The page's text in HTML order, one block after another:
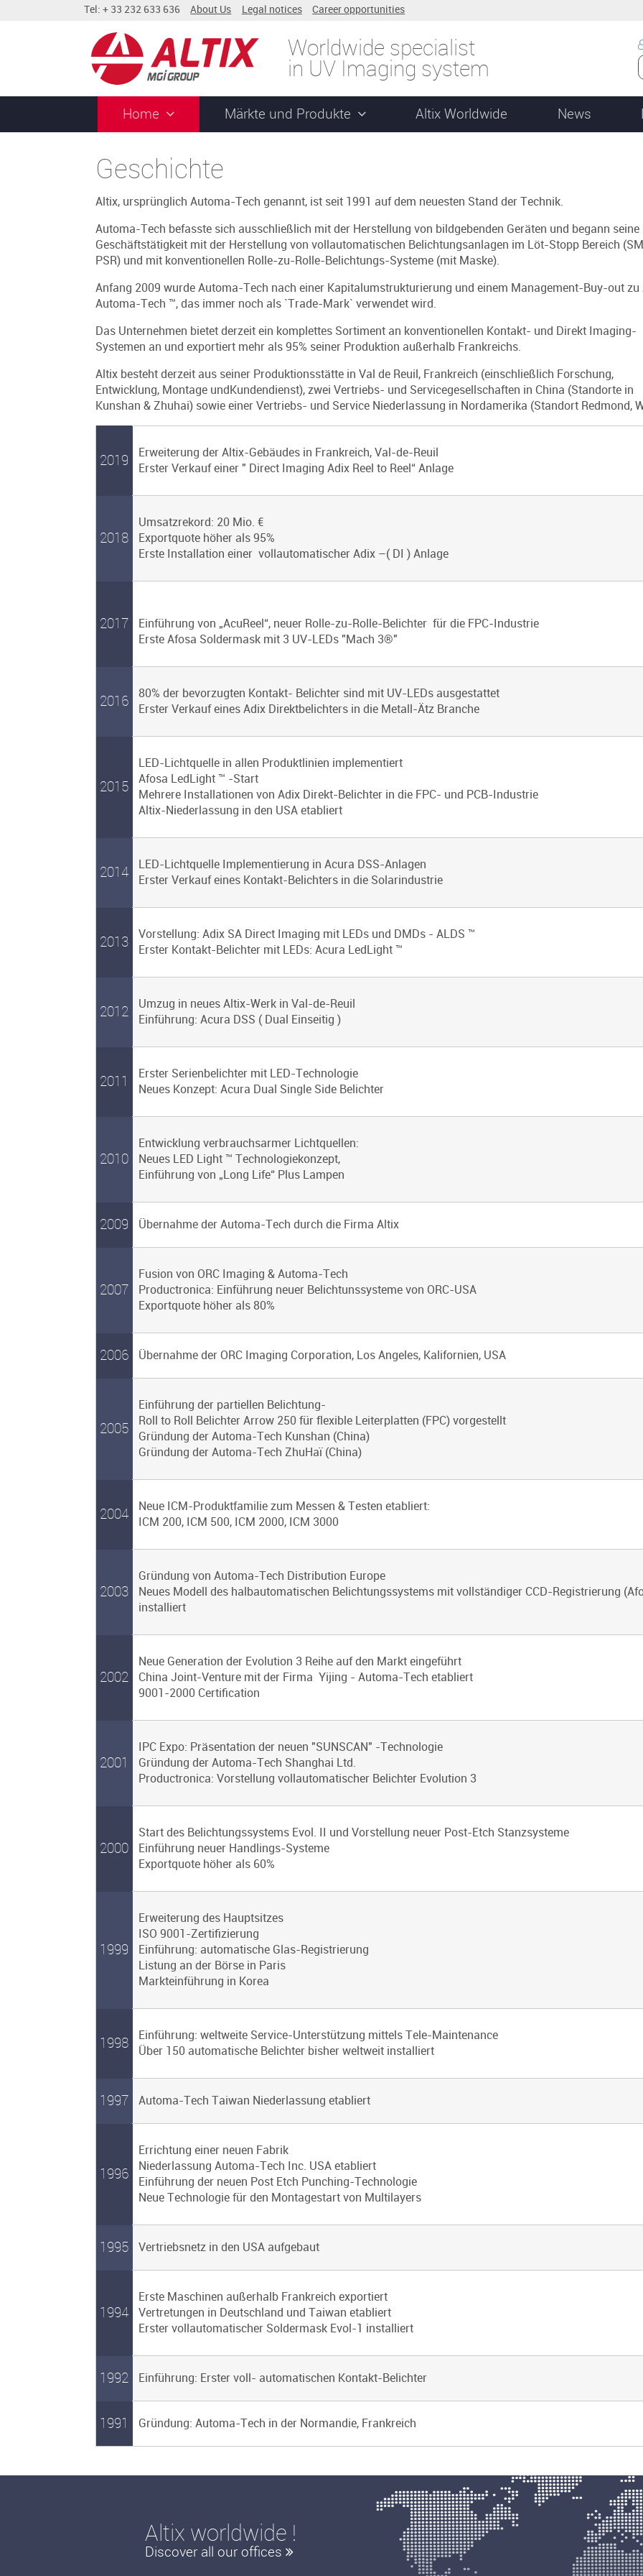
Tel: + 33 232 633 636 About Us Legal notices Career opportunities
Worldwide specialist
in UV Imaging system
Home Märkte und Produkte Altix Worldwide News
Geschichte
Altix, ursprünglich Automa-Tech genannt, ist seit 1991 auf dem neuesten Stand der Technik.
Automa-Tech befasste sich ausschließlich mit der Herstellung von bildgebenden Geräten und begann seine
Geschäftstätigkeit mit der Herstellung von vollautomatischen Belichtungsanlagen im Löt-Stopp Bereich
PSR) und mit konventionellen Rolle-zu-Rolle-Belichtungs-Systeme (mit Maske).
Anfang 2009 wurde Automa-Tech nach einer Kapitalumstrukturierung und einem Management-Buy-out zu
Automa-Tech ™, das immer noch als `Trade-Mark` verwendet wird.
Das Unternehmen bietet derzeit ein komplettes Sortiment an konventionellen Kontakt- und Direkt Imaging-
Systemen an und exportiert mehr als 95% seiner Produktion außerhalb Frankreichs.
Altix besteht derzeit aus seiner Produktionsstätte in Val de Reuil, Frankreich (einschließlich Forschung,
Entwicklung, Montage undKundendienst), zwei Vertriebs- und Servicegesellschaften in China (Standorte in
Kunshan & Zhuhai) sowie einer Vertriebs- und Service Niederlassung in Nordamerika (Standort Redmond,
2019
Erweiterung der Altix-Gebäudes in Frankreich, Val-de-Reuil
Erster Verkauf einer " Direct Imaging Adix Reel to Reel“ Anlage
2018
Umsatzrekord: 20 Mio. €
Exportquote höher als 95%
Erste Installation einer vollautomatischer Adix –( DI ) Anlage
2017
Einführung von „AcuReel“, neuer Rolle-zu-Rolle-Belichter für die FPC-Industrie
Erste Afosa Soldermask mit 3 UV-LEDs "Mach 3®"
2016
80% der bevorzugten Kontakt- Belichter sind mit UV-LEDs ausgestattet
Erster Verkauf eines Adix Direktbelichters in die Metall-Ätz Branche
2015
LED-Lichtquelle in allen Produktlinien implementiert
Afosa LedLight ™ -Start
Mehrere Installationen von Adix Direkt-Belichter in die FPC- und PCB-Industrie
Altix-Niederlassung in den USA etabliert
2014
LED-Lichtquelle Implementierung in Acura DSS-Anlagen
Erster Verkauf eines Kontakt-Belichters in die Solarindustrie
2013
Vorstellung: Adix SA Direct Imaging mit LEDs und DMDs - ALDS ™
Erster Kontakt-Belichter mit LEDs: Acura LedLight ™
2012
Umzug in neues Altix-Werk in Val-de-Reuil
Einführung: Acura DSS ( Dual Einseitig )
2011
Erster Serienbelichter mit LED-Technologie
Neues Konzept: Acura Dual Single Side Belichter
2010
Entwicklung verbrauchsarmer Lichtquellen:
Neues LED Light ™ Technologiekonzept,
Einführung von „Long Life“ Plus Lampen
2009 Übernahme der Automa-Tech durch die Firma Altix
2007
Fusion von ORC Imaging & Automa-Tech
Productronica: Einführung neuer Belichtunssysteme von ORC-USA
Exportquote höher als 80%
2006 Übernahme der ORC Imaging Corporation, Los Angeles, Kalifornien, USA
2005
Einführung der partiellen Belichtung-
Roll to Roll Belichter Arrow 250 für flexible Leiterplatten (FPC) vorgestellt
Gründung der Automa-Tech Kunshan (China)
Gründung der Automa-Tech ZhuHaï (China)
2004
Neue ICM-Produktfamilie zum Messen & Testen etabliert:
ICM 200, ICM 500, ICM 2000, ICM 3000
2003
Gründung von Automa-Tech Distribution Europe
Neues Modell des halbautomatischen Belichtungssystems mit vollständiger CCD-Registrierung
installiert
2002
Neue Generation der Evolution 3 Reihe auf den Markt eingeführt
China Joint-Venture mit der Firma Yijing - Automa-Tech etabliert
9001-2000 Certification
2001
IPC Expo: Präsentation der neuen "SUNSCAN" -Technologie
Gründung der Automa-Tech Shanghai Ltd.
Productronica: Vorstellung vollautomatischer Belichter Evolution 3
2000
Start des Belichtungssystems Evol. II und Vorstellung neuer Post-Etch Stanzsysteme
Einführung neuer Handlings-Systeme
Exportquote höher als 60%
1999
Erweiterung des Hauptsitzes
ISO 9001-Zertifizierung
Einführung: automatische Glas-Registrierung
Listung an der Börse in Paris
Markteinführung in Korea
1998
Einführung: weltweite Service-Unterstützung mittels Tele-Maintenance
Über 150 automatische Belichter bisher weltweit installiert
1997 Automa-Tech Taiwan Niederlassung etabliert
1996
Errichtung einer neuen Fabrik
Niederlassung Automa-Tech Inc. USA etabliert
Einführung der neuen Post Etch Punching-Technologie
Neue Technologie für den Montagestart von Multilayers
1995 Vertriebsnetz in den USA aufgebaut
1994
Erste Maschinen außerhalb Frankreich exportiert
Vertretungen in Deutschland und Taiwan etabliert
Erster vollautomatischer Soldermask Evol-1 installiert
1992 Einführung: Erster voll- automatischen Kontakt-Belichter
1991 Gründung: Automa-Tech in der Normandie, Frankreich
Altix worldwide !
Discover all our offices